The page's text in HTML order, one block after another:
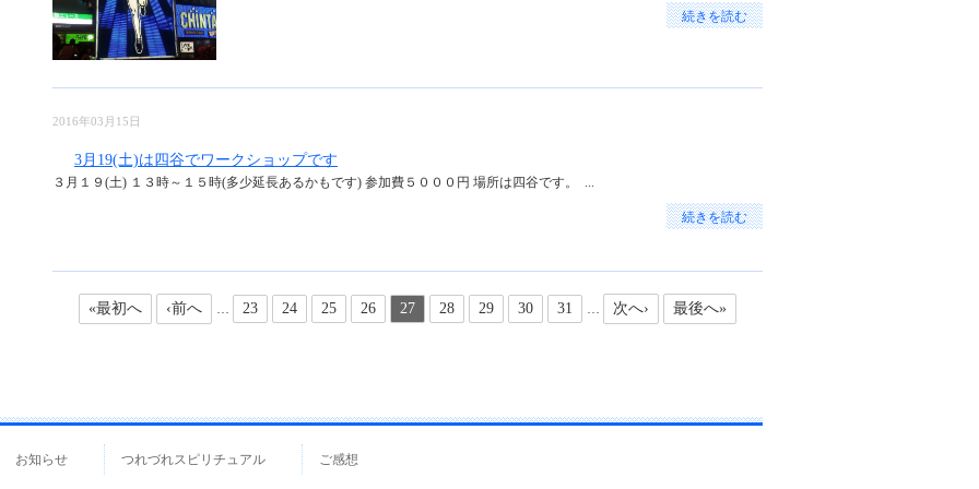
続きを読む
2016年03月15日
3月19(土)は四谷でワークショップです
３月１９(土) １３時～１５時(多少延長あるかもです) 参加費５０００円 場所は四谷です。 ...
続きを読む
«最初へ ‹前へ … 23 24 25 26 27 28 29 30 31 … 次へ› 最後へ»
お知らせ つれづれスピリチュアル ご感想